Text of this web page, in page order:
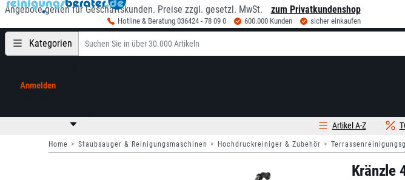
Angebote gelten für Geschäftskunden. Preise zzgl. gesetzl. MwSt. zum Privatkundenshop
Hotline & Beratung 036424 - 78 09 0 600.000 Kunden sicher einkaufen
Kategorien
Anmelden
Artikel A-Z
Home Staubsauger & Reinigungsmaschinen Hochdruckreiniger & Zubehör
Kränzle